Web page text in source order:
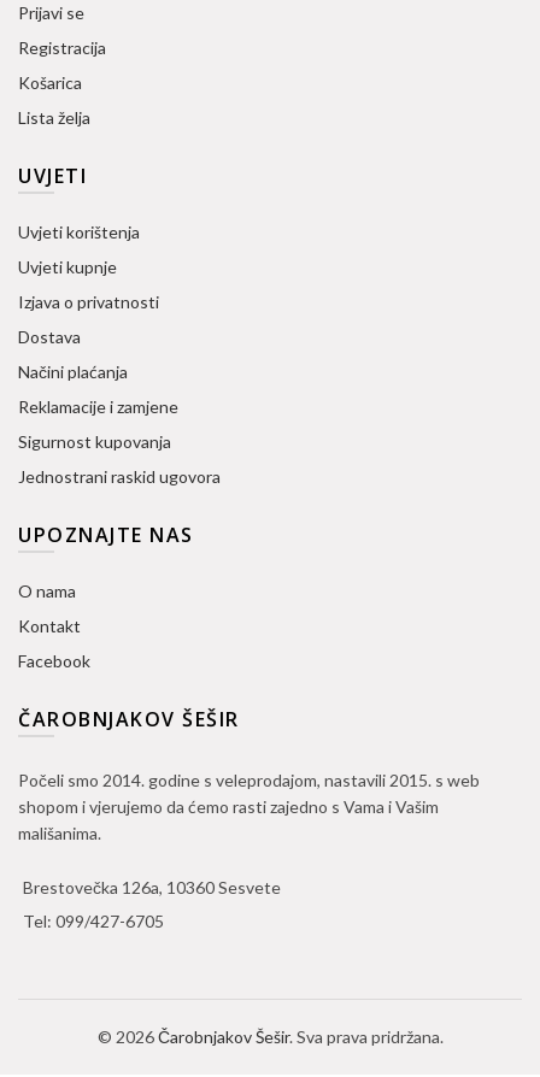
Prijavi se
Registracija
Košarica
Lista želja
UVJETI
Uvjeti korištenja
Uvjeti kupnje
Izjava o privatnosti
Dostava
Načini plaćanja
Reklamacije i zamjene
Sigurnost kupovanja
Jednostrani raskid ugovora
UPOZNAJTE NAS
O nama
Kontakt
Facebook
ČAROBNJAKOV ŠEŠIR
Počeli smo 2014. godine s veleprodajom, nastavili 2015. s web
shopom i vjerujemo da ćemo rasti zajedno s Vama i Vašim
mališanima.
Brestovečka 126a, 10360 Sesvete
Tel: 099/427-6705
© 2026Čarobnjakov Šešir. Sva prava pridržana.